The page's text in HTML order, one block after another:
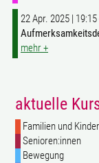
22 Apr. 2025 |
mehr +
aktuelle
Familien und Kinder
Senioren:innen
Bewegung